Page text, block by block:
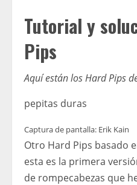
Tutorial y
Pips
Aquí están los Hard Pips
pepitas duras
Captura de pantalla: Erik Kain
Otro Hard Pips basado
esta es la primera
de rompecabezas que